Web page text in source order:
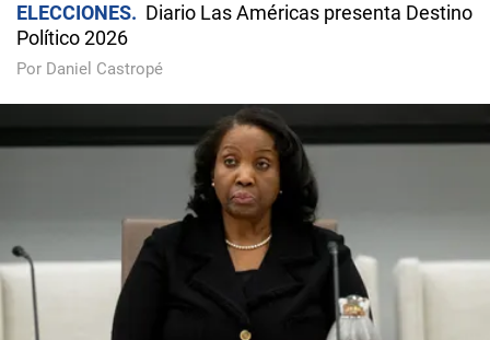
ELECCIONES
Diario Las Américas presenta Destino
Político 2026
Por Daniel Castropé